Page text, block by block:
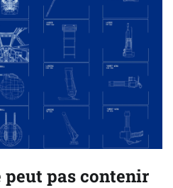
pas contenir